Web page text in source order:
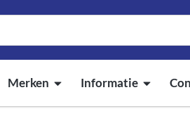
Merken Informatie